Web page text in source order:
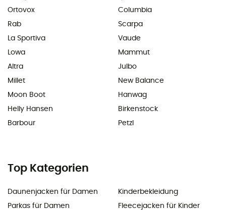
Ortovox
Rab
La Sportiva
Lowa
Altra
Millet
Moon Boot
Helly Hansen
Barbour
Columbia
Scarpa
Vaude
Mammut
Julbo
New Balance
Hanwag
Birkenstock
Petzl
Top Kategorien
Daunenjacken für Damen
Parkas für Damen
Kinderbekleidung
Fleecejacken für Kinder